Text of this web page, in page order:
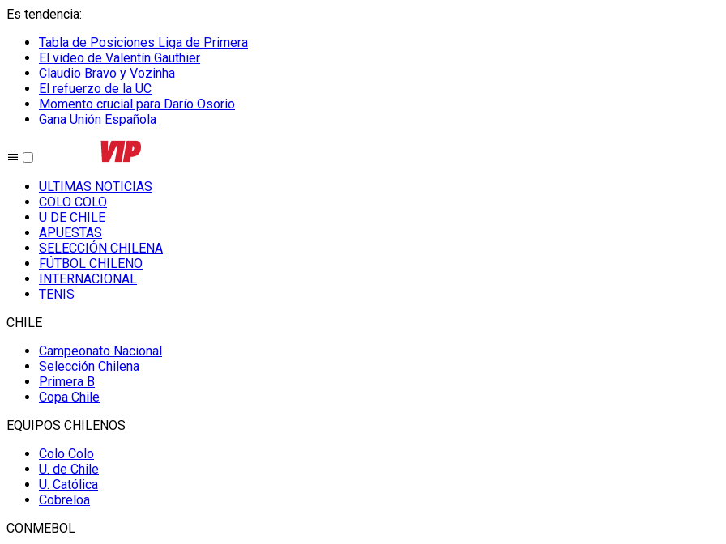
Es tendencia:
Tabla de Posiciones Liga de Primera
El video de Valentín Gauthier
Claudio Bravo y Vozinha
El refuerzo de la UC
Momento crucial para Darío Osorio
Gana Unión Española
ULTIMAS NOTICIAS
COLO COLO
U DE CHILE
APUESTAS
SELECCIÓN CHILENA
FÚTBOL CHILENO
INTERNACIONAL
TENIS
CHILE
Campeonato Nacional
Selección Chilena
Primera B
Copa Chile
EQUIPOS CHILENOS
Colo Colo
U. de Chile
U. Católica
Cobreloa
CONMEBOL